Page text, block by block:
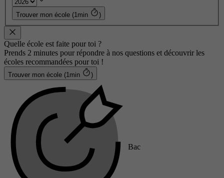
Trouver mon école (1min )
Quelle école est faite pour toi ?
Prends 2 minutes pour répondre à nos questions et découvrir les
écoles recommandées pour toi !
Trouver mon école (1min )
Bac